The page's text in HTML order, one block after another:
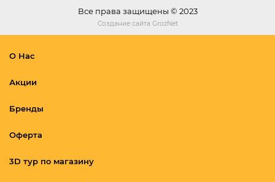
Все права защищены © 2023
Создание сайта GrozNet
О Нас
Акции
Бренды
Оферта
3D тур по магазину